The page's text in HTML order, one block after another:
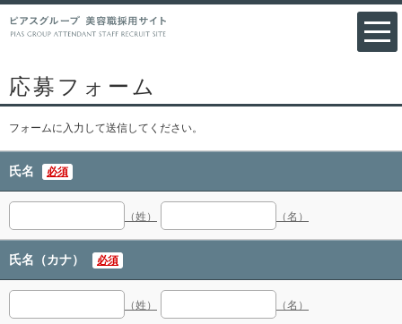
応募フォーム
フォームに入力して送信してください。
氏名 必須
（姓） （名）
氏名（カナ） 必須
（姓） （名）